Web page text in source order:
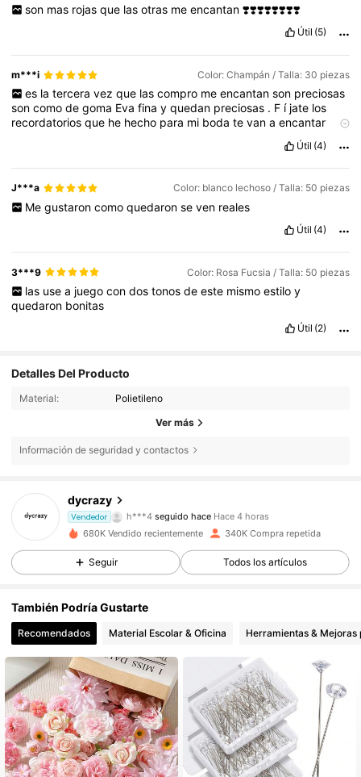
son mas rojas que las otras me encantan ❣️❣️❣️❣️❣️❣️❣️❣️
Útil (5)
m***i Color: Champán / Talla: 30 piezas
es la tercera vez que las compro me encantan son preciosas
soncomodegoma Evafinayquedan preciosas . F í jate los
recordatoriosque he hecho para mi bodatevanaencantar
hacer
Útil (4)
J***a Color: blanco lechoso / Talla: 50 piezas
Me gustaron como quedaron se ven reales
Útil (4)
3***9 Color: Rosa Fucsia / Talla: 50 piezas
las use a juego con dos tonos de este mismo estilo y
quedaron bonitas
Útil (2)
Detalles Del Producto
Material: Polietileno
Ver más
Información de seguridad y contactos
dycrazy
Vendedor
e***cestá navegando
4,86
19K Seguidores
4,86 19K Seguidores
4,86 19K Seguidores
4,86 19K Seguidores
680K Vendido recientemente 340K Compra repetida
Seguir Todos los artículos
También Podría Gustarte
Recomendados Material Escolar & Oficina Herramientas & Mejoras